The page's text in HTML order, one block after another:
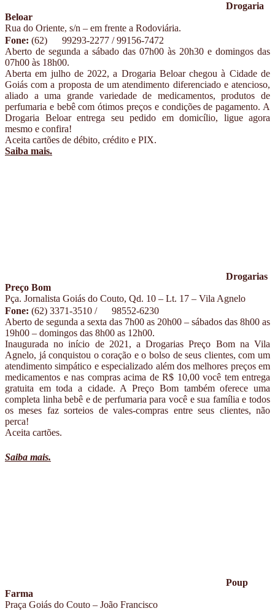
Drogaria
Beloar
Rua do Oriente, s/n – em frente a Rodoviária.
Fone: (62)
99293-2277 / 99156-7472
Aberto de segunda a sábado das 07h00 às 20h30 e domingos das
07h00 às 18h00.
Aberta em julho de 2022, a Drogaria Beloar chegou à Cidade de
Goiás com a proposta de um atendimento diferenciado e atencioso,
aliado a uma grande variedade de medicamentos, produtos de
perfumaria e bebê com ótimos preços e condições de pagamento. A
Drogaria Beloar entrega seu pedido em domicílio, ligue agora
mesmo e confira!
Aceita cartões de débito, crédito e PIX.
Saiba mais.
Drogarias
Preço Bom
Pça. Jornalista Goiás do Couto, Qd. 10 – Lt. 17 – Vila Agnelo
Fone: (62) 3371-3510 /
98552-6230
Aberto de segunda a sexta das 7h00 as 20h00 – sábados das 8h00 as
19h00 – domingos das 8h00 as 12h00.
Inaugurada no início de 2021, a Drogarias Preço Bom na Vila
Agnelo, já conquistou o coração e o bolso de seus clientes, com um
atendimento simpático e especializado além dos melhores preços em
medicamentos e nas compras acima de R$ 10,00 você tem entrega
gratuita em toda a cidade. A Preço Bom também oferece uma
completa linha bebê e de perfumaria para você e sua família e todos
os meses faz sorteios de vales-compras entre seus clientes, não
perca!
Aceita cartões.
Saiba mais.
Poup
Farma
Praça Goiás do Couto – João Francisco